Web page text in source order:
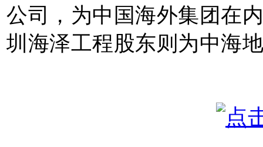
公司，为中国海外集团在
圳海泽工程股东则为中海